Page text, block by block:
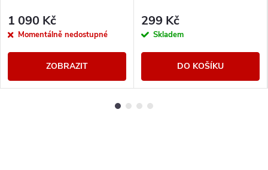
1 090 Kč
Momentálně nedostupné
ZOBRAZIT
299 Kč
Skladem
DO KOŠÍKU